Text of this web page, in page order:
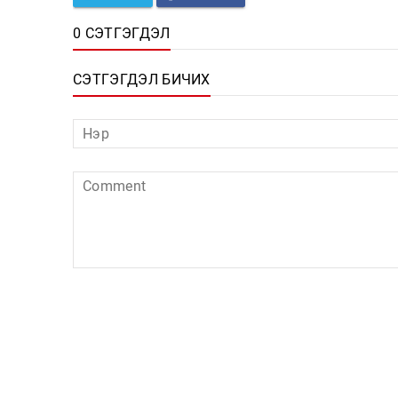
0 СЭТГЭГДЭЛ
СЭТГЭГДЭЛ БИЧИХ